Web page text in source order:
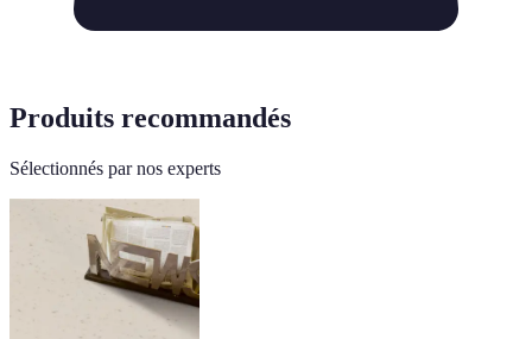
Produits recommandés
Sélectionnés par nos experts